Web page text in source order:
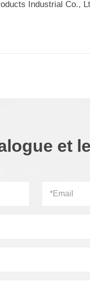
Industrial Co.,
et